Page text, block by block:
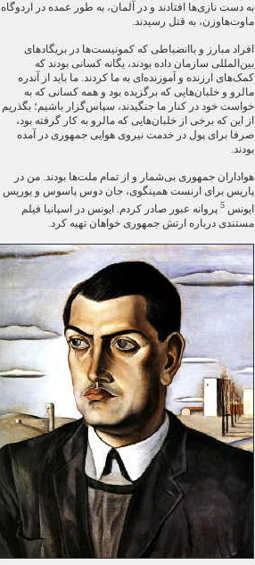
به دست نازی‌ها افتادند و در آلمان، به طور عمده در اردوگاه
ماوت‌هاوزن، به قتل رسیدند.
افراد مبارز و باانضباطی که کمونیست‌ها در بریگادهای
بین‌المللی سازمان داده بودند، یگانه کسانی بودند که
کمک‌های ارزنده و آموزنده‌ای به ما کردند. ما باید از آندره
مالرو و خلبان‌هایی که برگزیده بود و همه کسانی که به
خواست خود در کنار ما جنگیدند، سپاس‌گزار باشیم؛ بگذریم
از این که برخی از خلبان‌هایی که مالرو به کار گرفته بود،
صرفا برای پول در خدمت نیروی هوایی جمهوری در آمده
بودند.
هواداران جمهوری بی‌شمار و از تمام ملت‌ها بودند. من در
پاریس برای ارنست همینگوی، جان دوس پاسوس و یوریس
ایونس5 پروانه عبور صادر کردم. ایونس در اسپانیا فیلم
مستندی درباره ارتش جمهوری خواهان تهیه کرد.